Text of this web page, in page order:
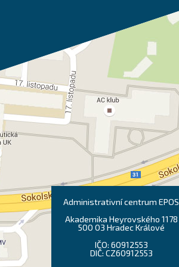
Administrativní centrum EPOS
Akademika Heyrovského 1178
500 03 Hradec Králové
IČO: 60912553
DIČ: CZ60912553